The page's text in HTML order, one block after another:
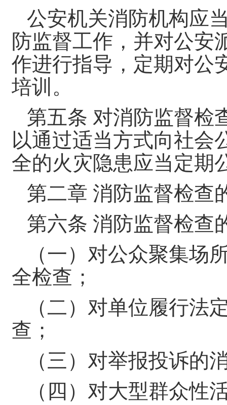
公安机关消防机构应
防监督工作，并对公安
作进行指导，定期对公
培训。
第五条 对消防监督检
以通过适当方式向社会
全的火灾隐患应当定期
第二章 消防监督检查
第六条 消防监督检查
（一）对公众聚集场
全检查；
（二）对单位履行法
查；
（三）对举报投诉的
（四）对大型群众性